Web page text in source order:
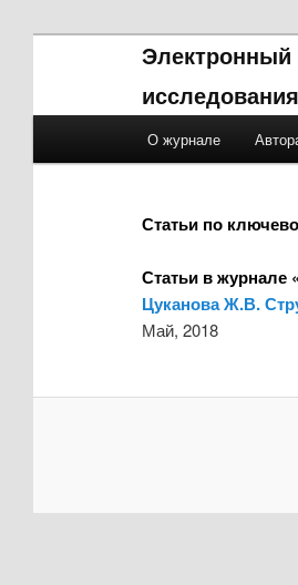
Skip to primary
Skip to secondary
О журнале
Статьи по
Статьи в журнале
Цуканова Ж.В.
Май, 2018